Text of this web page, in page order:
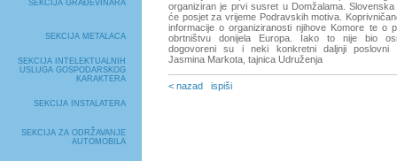
SEKCIJA GRAĐEVINARA
SEKCIJA METALACA
SEKCIJA INTELEKTUALNIH
USLUGA GOSPODARSKOG
KARAKTERA
SEKCIJA INSTALATERA
SEKCIJA ZA ODRŽAVANJE
AUTOMOBILA
organiziran je prvi susret u Domžalama. Slovenska
će posjet za vrijeme Podravskih motiva.
informacije o organiziranosti njihove Komore te o
obrtništvu donijela Europa. Iako to nije bio
dogovoreni su i neki konkretni daljnji poslovni
Jasmina Markota, tajnica Udruženja
< nazad ispiši